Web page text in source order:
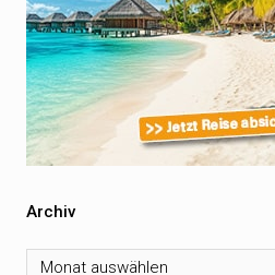
Archiv
Archiv